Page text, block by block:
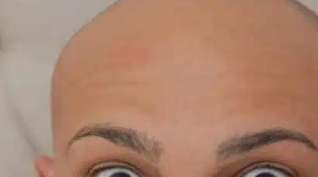
e accetto il Consenso al
Messaggio
.